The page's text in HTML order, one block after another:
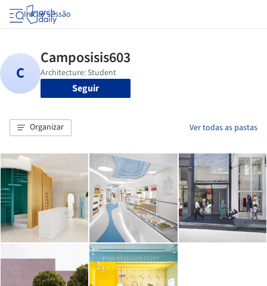
Iniciar sessão
Seguir
Organizar Ver todas as pastas